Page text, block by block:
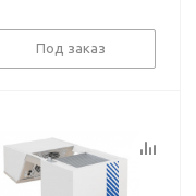
Под заказ